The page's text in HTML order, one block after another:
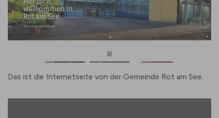
Das ist die Internetseite von der Gemeinde Rot am See.